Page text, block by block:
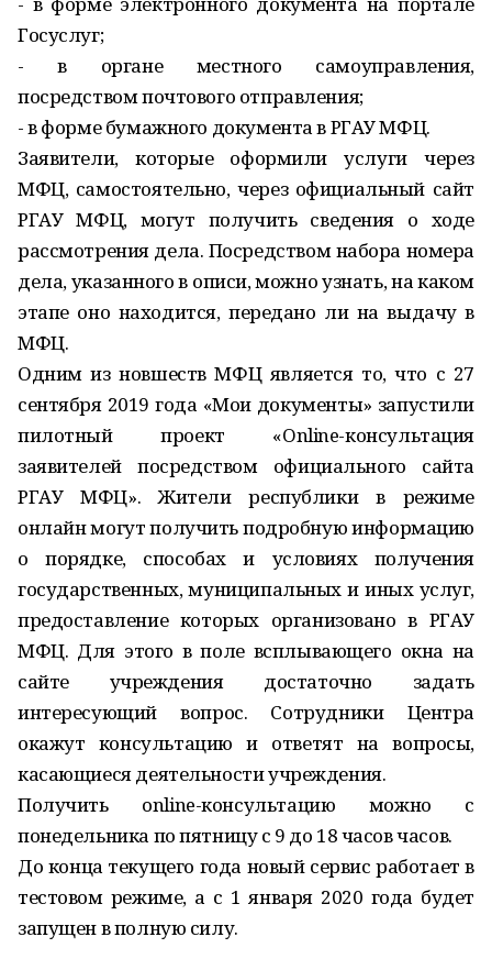
Госуслуг;
- в органе местного самоуправления,
посредством почтового отправления;
- в форме бумажного документа в РГАУ МФЦ.
Заявители, которые оформили услуги через
МФЦ, самостоятельно, через официальный сайт
РГАУ МФЦ, могут получить сведения о ходе
рассмотрения дела. Посредством набора номера
дела, указанного в описи, можно узнать, на каком
этапе оно находится, передано ли на выдачу в
МФЦ.
Одним из новшеств МФЦ является то, что c 27
сентября 2019 года «Мои документы» запустили
пилотный проект «Online-консультация
заявителей посредством официального сайта
РГАУ МФЦ». Жители республики в режиме
онлайн могут получить подробную информацию
о порядке, способах и условиях получения
государственных, муниципальных и иных услуг,
предоставление которых организовано в РГАУ
МФЦ. Для этого в поле всплывающего окна на
сайте учреждения достаточно задать
интересующий вопрос. Сотрудники Центра
окажут консультацию и ответят на вопросы,
касающиеся деятельности учреждения.
Получить online-консультацию можно с
понедельника по пятницу с 9 до 18 часов часов.
До конца текущего года новый сервис работает в
тестовом режиме, а с 1 января 2020 года будет
запущен в полную силу.